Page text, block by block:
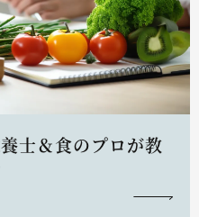
士＆食のプロが教